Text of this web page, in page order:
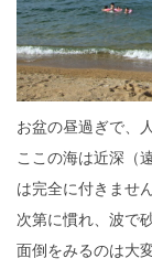
お盆の昼過ぎで、
ここの海は近深（
は完全に付きませ
次第に慣れ、波で
面倒をみるのは大